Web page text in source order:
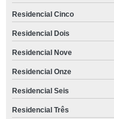
local para eventos
onde tem local eventos
local eventos corporativos
onde tem local para festas
onde tem local para festas de
local para confraternização de
Residencial Cinco
Residencial Dois
Residencial Nove
Residencial Onze
Residencial Seis
Residencial Três